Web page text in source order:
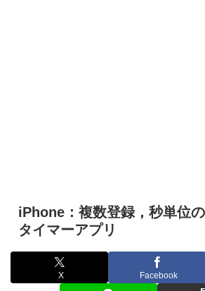
iPhone：複数登録，秒単位
タイマーアプリ
X Facebook